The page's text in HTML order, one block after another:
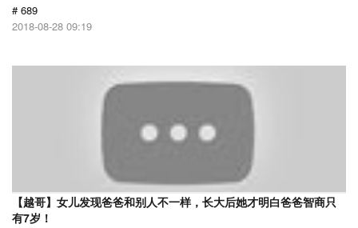
# 689
2018-08-28 09:19
【越哥】女儿发现爸爸和别人不一样，长大后她才明白爸爸智商只
有7岁！